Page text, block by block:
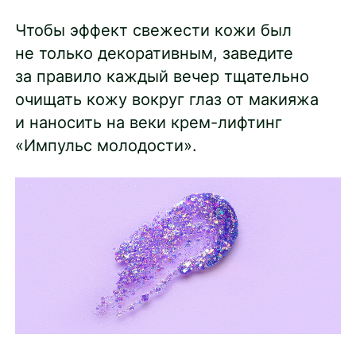
Чтобы эффект свежести кожи был
не только декоративным, заведите
за правило каждый вечер тщательно
очищать кожу вокруг глаз от макияжа
и наносить на веки крем-лифтинг
«Импульс молодости».